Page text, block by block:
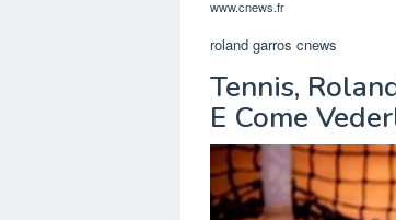
www.cnews.fr
roland garros cnews
Tennis,
E Come